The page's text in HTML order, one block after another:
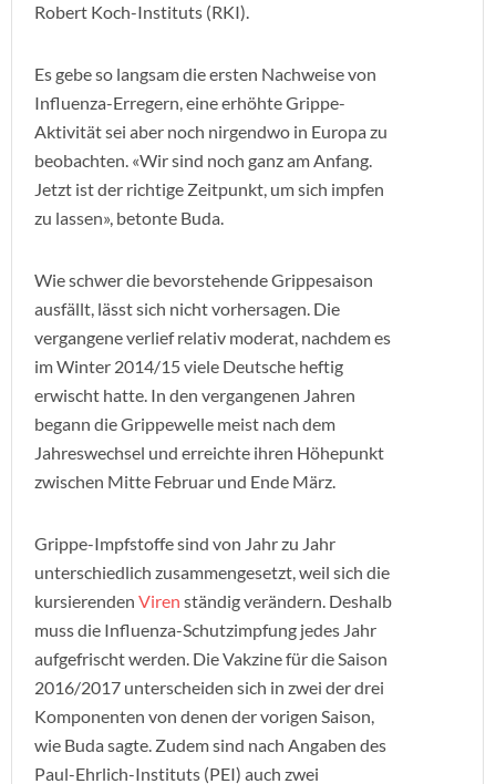
Robert Koch-Instituts (RKI).
Es gebe so langsam die ersten Nachweise von
Influenza-Erregern, eine erhöhte Grippe-
Aktivität sei aber noch nirgendwo in Europa zu
beobachten. «Wir sind noch ganz am Anfang.
Jetzt ist der richtige Zeitpunkt, um sich impfen
zu lassen», betonte Buda.
Wie schwer die bevorstehende Grippesaison
ausfällt, lässt sich nicht vorhersagen. Die
vergangene verlief relativ moderat, nachdem es
im Winter 2014/15 viele Deutsche heftig
erwischt hatte. In den vergangenen Jahren
begann die Grippewelle meist nach dem
Jahreswechsel und erreichte ihren Höhepunkt
zwischen Mitte Februar und Ende März.
Grippe-Impfstoffe sind von Jahr zu Jahr
unterschiedlich zusammengesetzt, weil sich die
kursierenden Viren ständig verändern. Deshalb
muss die Influenza-Schutzimpfung jedes Jahr
aufgefrischt werden. Die Vakzine für die Saison
2016/2017 unterscheiden sich in zwei der drei
Komponenten von denen der vorigen Saison,
wie Buda sagte. Zudem sind nach Angaben des
Paul-Ehrlich-Instituts (PEI) auch zwei